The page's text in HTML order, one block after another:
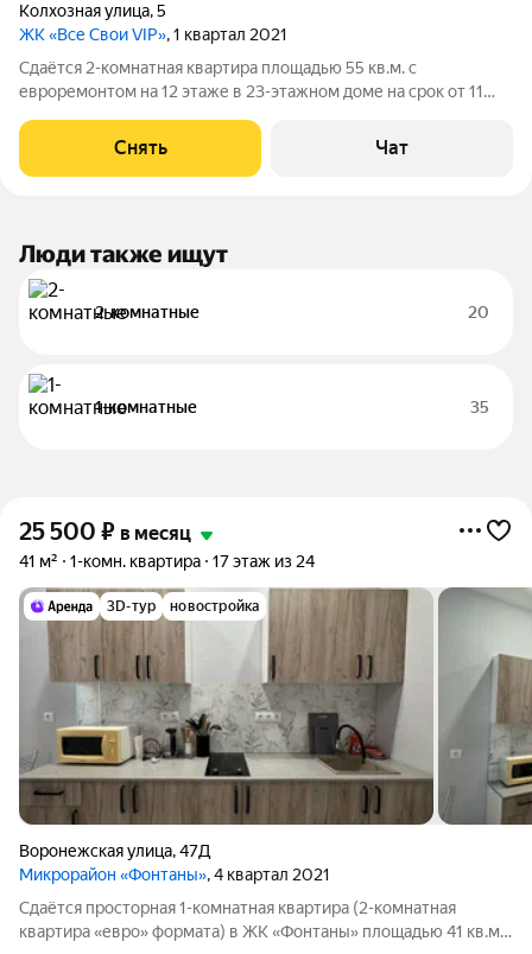
Колхозная улица,5
ЖК «Все Свои VIP», 1 квартал 2021
Сдаётся 2-комнатная квартира площадью 55 кв.м. с
евроремонтом на 12 этаже в 23-этажном доме на срок от 11
Стиральная машина Холодильник Кондиционер Дом -
монолитный, окна выходят на улицу. Есть
Снять Чат
Люди также ищут
2-комнатные 20
1-комнатные 35
25 500 ₽ в месяц
41 м² 1-комн. квартира 17 этаж из 24
3D-тур новостройка
Воронежская улица,47Д
Микрорайон «Фонтаны», 4 квартал 2021
Сдаётся просторная 1-комнатная квартира (2-комнатная
квартира «евро» формата) в ЖК «Фонтаны» площадью 41 кв.м.